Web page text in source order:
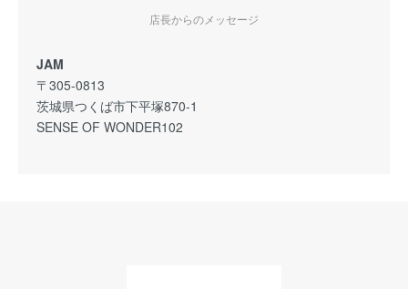
店長からのメッセージ
JAM
〒305-0813
茨城県つくば市下平塚870-1
SENSE OF WONDER102